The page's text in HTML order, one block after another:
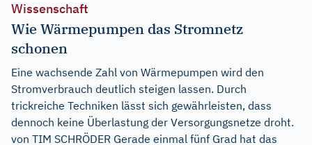
Wissenschaft
Wie Wärmepumpen das Stromnetz
schonen
Eine wachsende Zahl von Wärmepumpen wird den
Stromverbrauch deutlich steigen lassen. Durch
trickreiche Techniken lässt sich gewährleisten, dass
dennoch keine Überlastung der Versorgungsnetze droht.
von TIM SCHRÖDER Gerade einmal fünf Grad hat das